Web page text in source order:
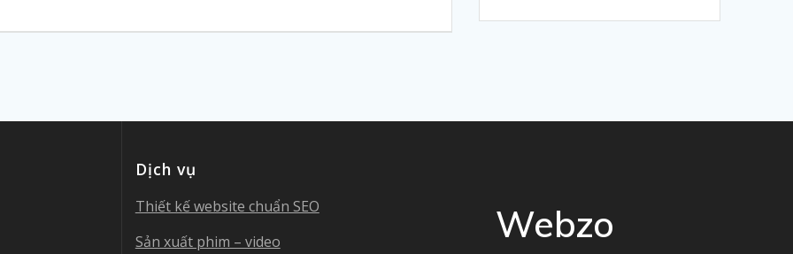
Dịch vụ
Thiết kế website chuẩn SEO
Sản xuất phim – video
Webzo